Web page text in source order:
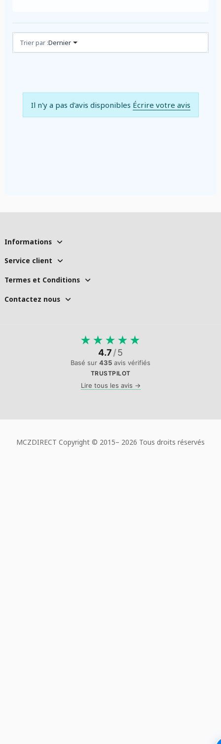
Avis (0)
Trier par :Dernier
Il n'y a pas d'avis disponibles Écrire votre avis
Informations
Service client
Termes et Conditions
Contactez nous
★ ★ ★ ★ ★
4.7/5
Basé sur 435 avis vérifiés
TRUSTPILOT
Lire tous les avis →
MCZDIRECT Copyright © 2015– 2026 Tous droits réservés